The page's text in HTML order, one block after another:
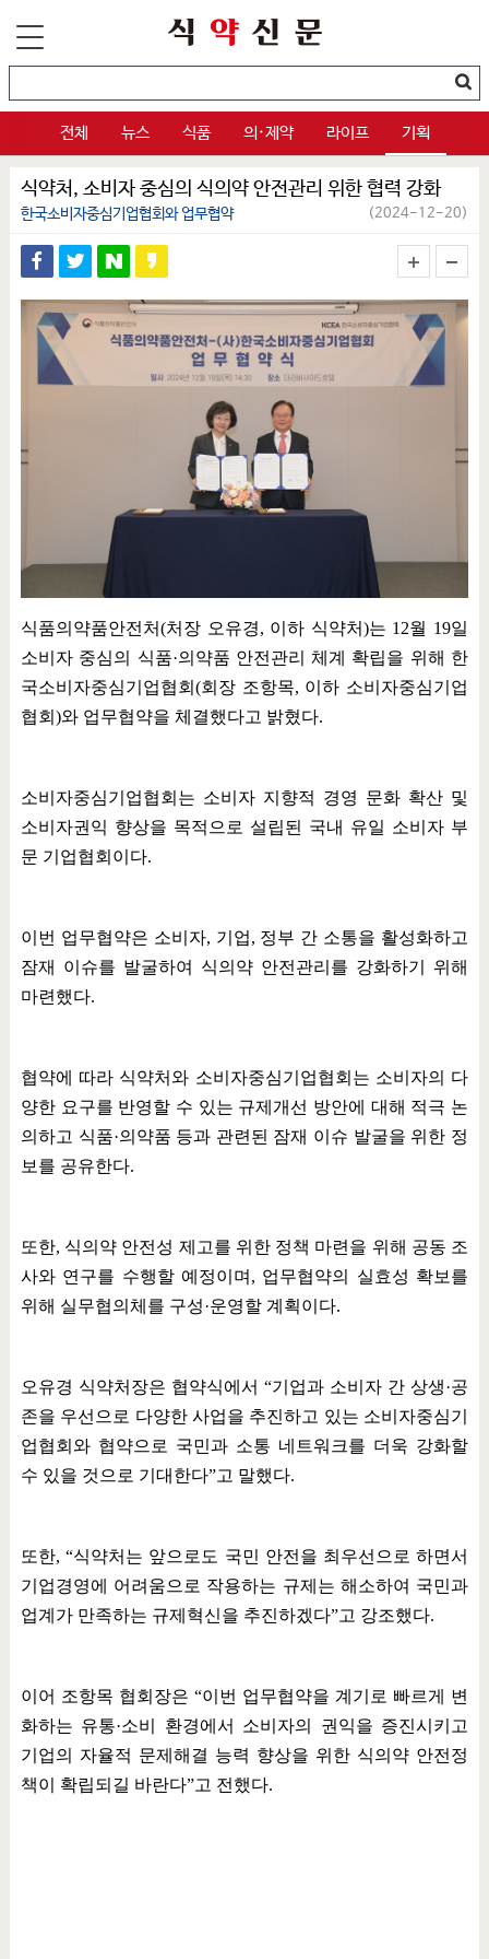
전체 뉴스 식품 의·제약 라이프 기획
식약처, 소비자 중심의 식의약 안전관리 위한 협력 강화
한국소비자중심기업협회와 업무협약 (2024-12-20)
식품의약품안전처(처장 오유경, 이하 식약처)는 12월 19일
소비자 중심의 식품·의약품 안전관리 체계 확립을 위해 한
국소비자중심기업협회 (회장 조항목, 이하 소비자중심기업
협회 )와 업무협약을 체결했다고 밝혔다.
소비자중심기업협회는 소비자 지향적 경영 문화 확산 및
소비자권익 향상을 목적으로 설립된 국내 유일 소비자 부
문 기업협회이다.
이번 업무협약은 소비자, 기업, 정부 간 소통을 활성화하고
잠재 이슈를 발굴하여 식의약 안전관리를 강화하기 위해
마련했다.
협약에 따라 식약처와 소비자중심기업협회는 소비자의 다
양한 요구를 반영할 수 있는 규제개선 방안에 대해 적극 논
의하고 식품·의약품 등과 관련된 잠재 이슈 발굴을 위한 정
보를 공유한다.
또한, 식의약 안전성 제고를 위한 정책 마련을 위해 공동 조
사와 연구를 수행할 예정이며 , 업무협약의 실효성 확보를
위해 실무협의체를 구성·운영할 계획이다.
오유경 식약처장은 협약식에서 “기업과 소비자 간 상생·공
존을 우선으로 다양한 사업을 추진하고 있는 소비자중심기
업협회와 협약으로 국민과 소통 네트워크를 더욱 강화할
수 있을 것으로 기대한다”고 말했다.
또한, “식약처는 앞으로도 국민 안전을 최우선으로 하면서
기업경영에 어려움으로 작용하는 규제는 해소하여 국민과
업계가 만족하는 규제혁신을 추진하겠다”고 강조했다.
이어 조항목 협회장은 “이번 업무협약을 계기로 빠르게 변
화하는 유통·소비 환경에서 소비자의 권익을 증진시키고
기업의 자율적 문제해결 능력 향상을 위한 식의약 안전정
책이 확립되길 바란다”고 전했다.